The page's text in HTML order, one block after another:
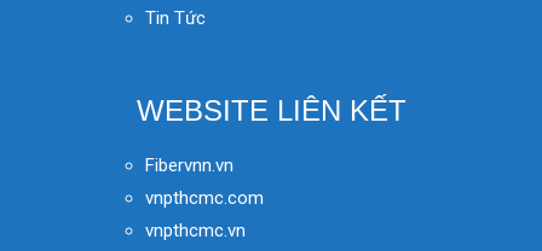
Tin Tức
WEBSITE LIÊN KẾT
Fibervnn.vn
vnpthcmc.com
vnpthcmc.vn